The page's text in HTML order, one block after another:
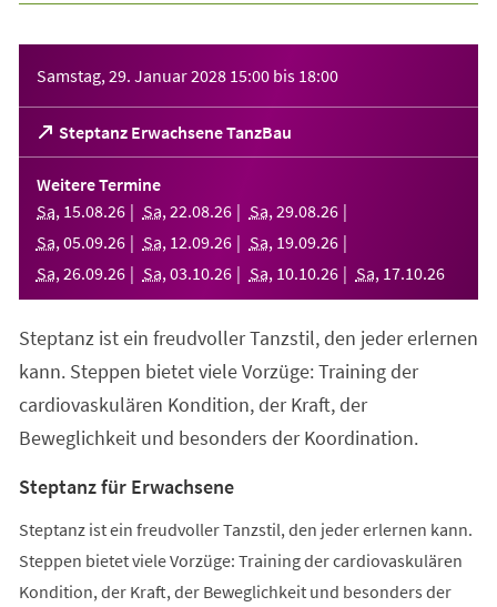
Samstag, 29. Januar 2028 15:00 bis 18:00
Steptanz Erwachsene TanzBau
(Öffnet
in
einem
neuen
Tab)
Weitere Termine
Sa, 15.08.26 Sa, 22.08.26 Sa, 29.08.26
Sa, 05.09.26 Sa, 12.09.26 Sa, 19.09.26
Sa, 26.09.26 Sa, 03.10.26 Sa, 10.10.26 Sa, 17.10.26
Steptanz ist ein freudvoller Tanzstil, den jeder erlernen
kann. Steppen bietet viele Vorzüge: Training der
cardiovaskulären Kondition, der Kraft, der
Beweglichkeit und besonders der Koordination.
Steptanz für Erwachsene
Steptanz ist ein freudvoller Tanzstil, den jeder erlernen kann.
Steppen bietet viele Vorzüge: Training der cardiovaskulären
Kondition, der Kraft, der Beweglichkeit und besonders der